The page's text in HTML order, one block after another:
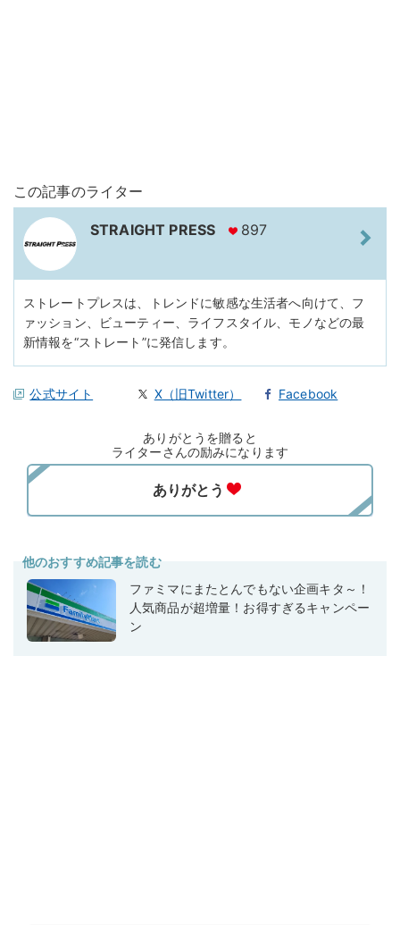
この記事のライター
STRAIGHT PRESS 897
ストレートプレスは、トレンドに敏感な生活者へ向けて、フ
ァッション、ビューティー、ライフスタイル、モノなどの最
新情報を“ストレート”に発信します。
公式サイト X（旧Twitter） Facebook
ありがとうを贈ると
ライターさんの励みになります
他のおすすめ記事を読む
ファミマにまたとんでもない企画キタ～！
人気商品が超増量！お得すぎるキャンペー
ン